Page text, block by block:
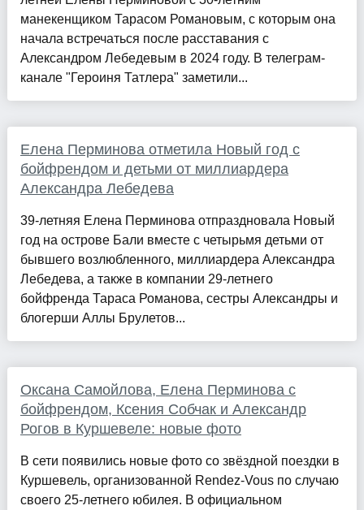
манекенщиком Тарасом Романовым, с которым она
начала встречаться после расставания с
Александром Лебедевым в 2024 году. В телеграм-
канале "Героиня Татлера" заметили...
Елена Перминова отметила Новый год с
бойфрендом и детьми от миллиардера
Александра Лебедева
39-летняя Елена Перминова отпраздновала Новый
год на острове Бали вместе с четырьмя детьми от
бывшего возлюбленного, миллиардера Александра
Лебедева, а также в компании 29-летнего
бойфренда Тараса Романова, сестры Александры и
блогерши Аллы Брулетов...
Оксана Самойлова, Елена Перминова с
бойфрендом, Ксения Собчак и Александр
Рогов в Куршевеле: новые фото
В сети появились новые фото со звёздной поездки в
Куршевель, организованной Rendez-Vous по случаю
своего 25-летнего юбилея. В официальном